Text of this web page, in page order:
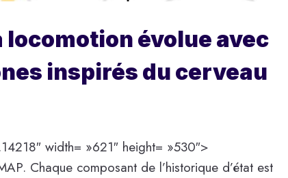
locomotion évolue avec
inspirés du cerveau
width= »621″ height= »530″>
Chaque composant de l’historique d’état est